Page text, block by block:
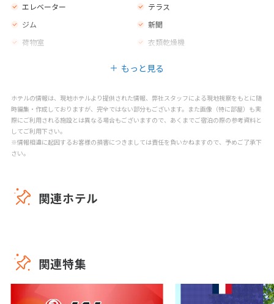
エレベーター
テラス
ジム
新聞
荷物室
衣類乾燥機
喫煙エリア
子供用の椅子
もっと見る
ホテルの情報は、現地ホテルより提供された情報、弊社スタッフによる現地視察をもとに随
時編集・作成しておりますが、完全ではない部分もございます。また画像（特に部屋）も実
際にご利用される施設とは異なる場合もございますので、あくまでご宿泊の際の参考資料と
してご利用下さい。
※情報相違に起因するお客様の損害につきましては責任を負いかねますので、予めご了承下
さい。
関連ホテル
関連特集